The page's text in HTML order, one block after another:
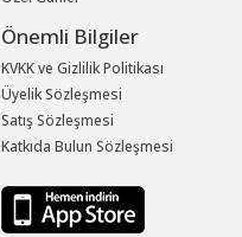
Önemli Bilgiler
KVKK ve Gizlilik Politikası
Üyelik Sözleşmesi
Satış Sözleşmesi
Katkıda Bulun Sözleşmesi